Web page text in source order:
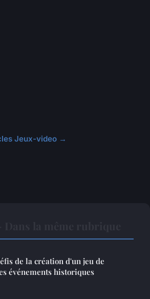
Jeux-video →
de la création d'un jeu de
événements historiques